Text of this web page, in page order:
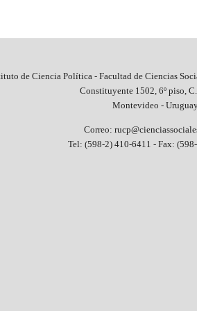
de Ciencia Política - Facultad de Ciencias
Constituyente 1502, 6º piso,
Montevideo -
Correo:
Tel: (598-2) 410-6411 - Fax: